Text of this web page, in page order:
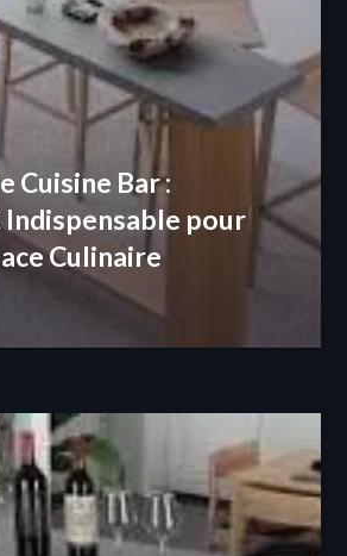
Cuisine Bar :
Indispensable pour
Culinaire